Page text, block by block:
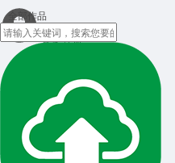
登录注册
全部作品